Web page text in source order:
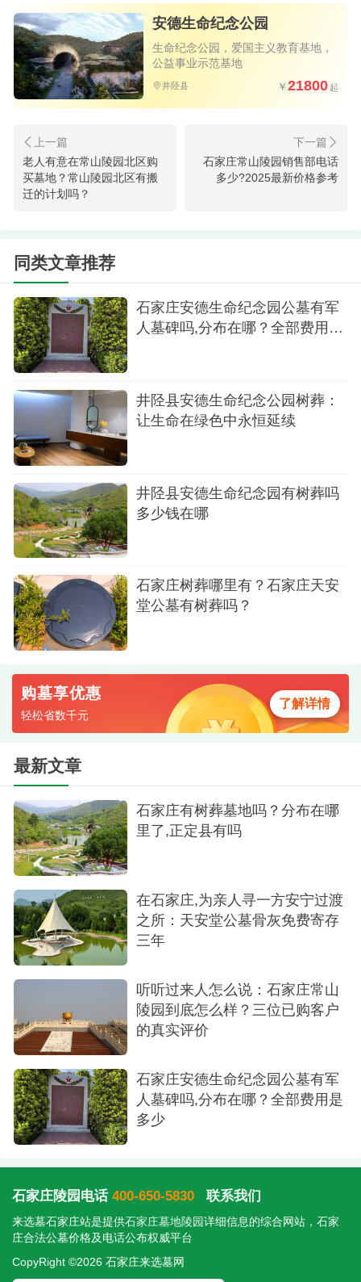
样化的选择方案。基础型军人墓碑价格从1万元左右
起步，采用优质花岗岩材质，碑体设计融入五角
星、钢枪等军事元素；中档配置（2-3万元）增加了
个性化铭文雕刻和专属装饰；而高端定制区（5万元
有军人墓位均享受永久使用权，并享有园区特别维
护服务。值得一提的是，对于荣立战功的烈士，公
墓还提供额外的优惠政策和服务礼遇，充分体现社
从井陉县安德公墓的整体价格走势来看，作为
石家庄周边最年轻的合法陵园，其价格体系呈现出
稳中有升的趋势。普通墓区价格近年来保持年均5-
8%的涨幅，而军魂园由于土地资源的稀缺性和纪念
价值的特殊性，价格增长幅度略高于普通区域。公
墓的国企背景确保了土地使用的长期合法性，严格
的资金监管制度也保障了购墓者的合法权益。随着
石家庄城市发展和人们对殡葬品质要求的提升，安
德公墓凭借其优越的地理位置（距市区仅40分钟车
程）、完善的配套设施和独具特色的园区规划，正
吸引着越来越多注重文化传承与精神寄托的家庭前
来选择。
安德生命纪念公园
生命纪念公园，爱国主义教育基地，
公益事业示范基地
井陉县 21800
老人有意在常山陵园北区购
买墓地？常山陵园北区有搬
迁的计划吗？
石家庄常山陵园销售部电话
多少?2025最新价格参考
同类文章推荐
石家庄安德生命纪念园公墓有军
人墓碑吗,分布在哪？全部费用是
井陉县安德生命纪念公园树葬：
让生命在绿色中永恒延续
井陉县安德生命纪念园有树葬吗
多少钱在哪
石家庄树葬哪里有？石家庄天安
堂公墓有树葬吗？
购墓享优惠
轻松省数千元
了解详情
最新文章
石家庄有树葬墓地吗？分布在哪
里了,正定县有吗
在石家庄,为亲人寻一方安宁过渡
之所：天安堂公墓骨灰免费寄存
三年
听听过来人怎么说：石家庄常山
陵园到底怎么样？三位已购客户
的真实评价
石家庄安德生命纪念园公墓有军
人墓碑吗,分布在哪？全部费用是
多少
石家庄陵园电话 400-650-5830 联系我们
来选墓石家庄站是提供石家庄墓地陵园 详细信息的综合网站，石家
庄合法公墓价格及电话公布权威平台
CopyRight ©2026 石家庄来选墓网